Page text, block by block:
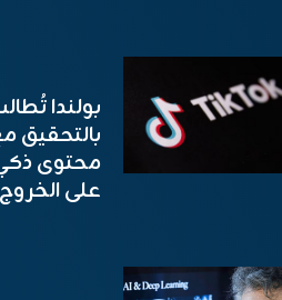
بولندا
بالتحقيق
محتوى
على